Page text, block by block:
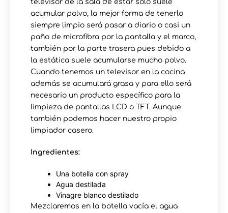
televisor de la sala de estar sólo suele
acumular polvo, la mejor forma de tenerlo
siempre limpio será pasar a diario o casi un
paño de microfibra por la pantalla y el marco,
también por la parte trasera pues debido a
la estática suele acumularse mucho polvo.
Cuando tenemos un televisor en la cocina
además se acumulará grasa y para ello será
necesario un producto específico para la
limpieza de pantallas LCD o TFT. Aunque
también podemos hacer nuestro propio
limpiador casero.
Ingredientes:
Una botella con spray
Agua destilada
Vinagre blanco destilado
Mezclaremos en la botella vacía el agua